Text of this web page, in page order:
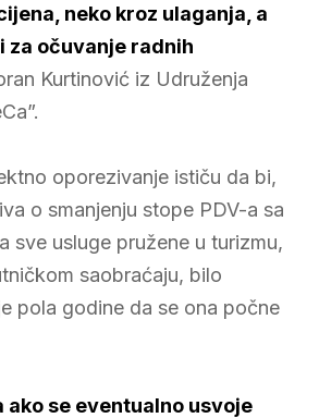
neko kroz ulaganja, a
za očuvanje radnih
Kurtinović iz Udruženja
oporezivanje ističu da bi,
o smanjenju stope PDV-a sa
sve usluge pružene u turizmu,
saobraćaju, bilo
pola godine da se ona počne
ako se eventualno usvoje